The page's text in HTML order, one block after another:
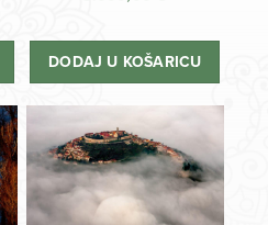
DODAJ U KOŠARICU